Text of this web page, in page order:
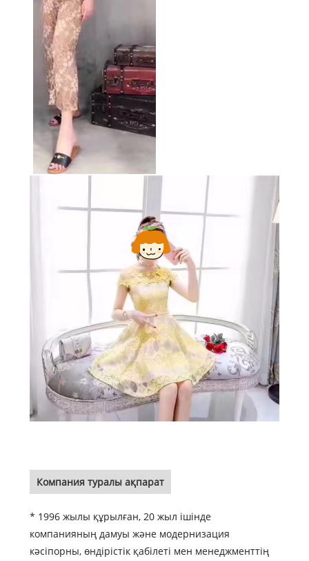
Компания туралы ақпарат
* 1996 жылы құрылған, 20 жыл ішінде
компанияның дамуы және модернизация
кәсіпорны, өндірістік қабілеті мен менеджменттің